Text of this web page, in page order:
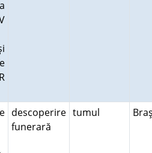
descoperire
funerară
tumul